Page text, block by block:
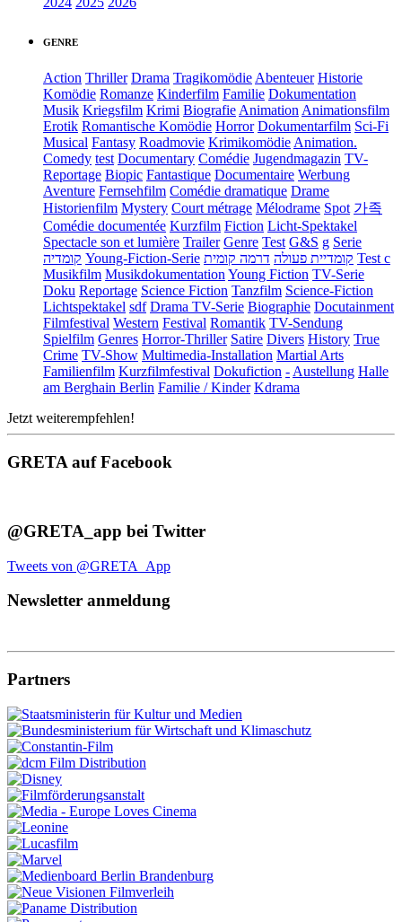
GENRE
Action Thriller Drama Tragikomödie Abenteuer Historie
Komödie Romanze Kinderfilm Familie Dokumentation
Musik Kriegsfilm Krimi Biografie Animation Animationsfilm
Erotik Romantische Komödie Horror Dokumentarfilm Sci-Fi
Musical Fantasy Roadmovie Krimikomödie Animation.
Comedy test Documentary Comédie Jugendmagazin TV-
Reportage Biopic Fantastique Documentaire Werbung
Aventure Fernsehfilm Comédie dramatique Drame
Historienfilm Mystery Court métrage Mélodrame Spot 가족
Comédie documentée Kurzfilm Fiction Licht-Spektakel
Spectacle son et lumière Trailer Genre Test G&S g Serie
קומדיה Young-Fiction-Serie קומדיית פעולה דרמה קומית
Test c
Musikfilm Musikdokumentation Young Fiction TV-Serie
Doku Reportage Science Fiction Tanzfilm Science-Fiction
Lichtspektakel sdf Drama TV-Serie Biographie Docutainment
Filmfestival Western Festival Romantik TV-Sendung
Spielfilm Genres Horror-Thriller Satire Divers History True
Crime TV-Show Multimedia-Installation Martial Arts
Familienfilm Kurzfilmfestival Dokufiction - Austellung Halle
am Berghain Berlin Familie / Kinder Kdrama
Jetzt weiterempfehlen!
GRETA auf Facebook
@GRETA_app bei Twitter
Tweets von @GRETA_App
Newsletter anmeldung
Partners